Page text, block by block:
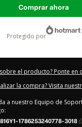
Comprar ahora
protegido por
el producto? Ponte en
la compra? Visita
a nuestro Equipo de
1786253240778-3018